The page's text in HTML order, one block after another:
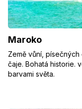
Maroko
Země vůní,
čaje. Bohatá historie.
barvami světa.